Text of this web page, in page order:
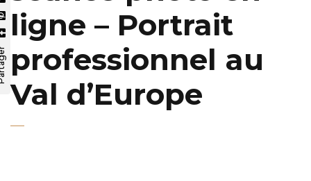
ligne – Portrait
professionnel au
Val d’Europe